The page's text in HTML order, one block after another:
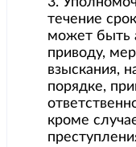
течение
может быть
приводу,
взыскания,
порядке,
кроме